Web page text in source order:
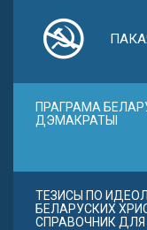
ПРАГРАМА
ДЭМАКРАТЫІ
ТЕЗИСЫ ПО
БЕЛАРУСКИХ
СПРАВОЧНИК